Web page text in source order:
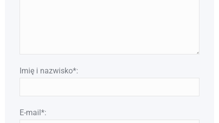
Imię i nazwisko*:
E-mail*: